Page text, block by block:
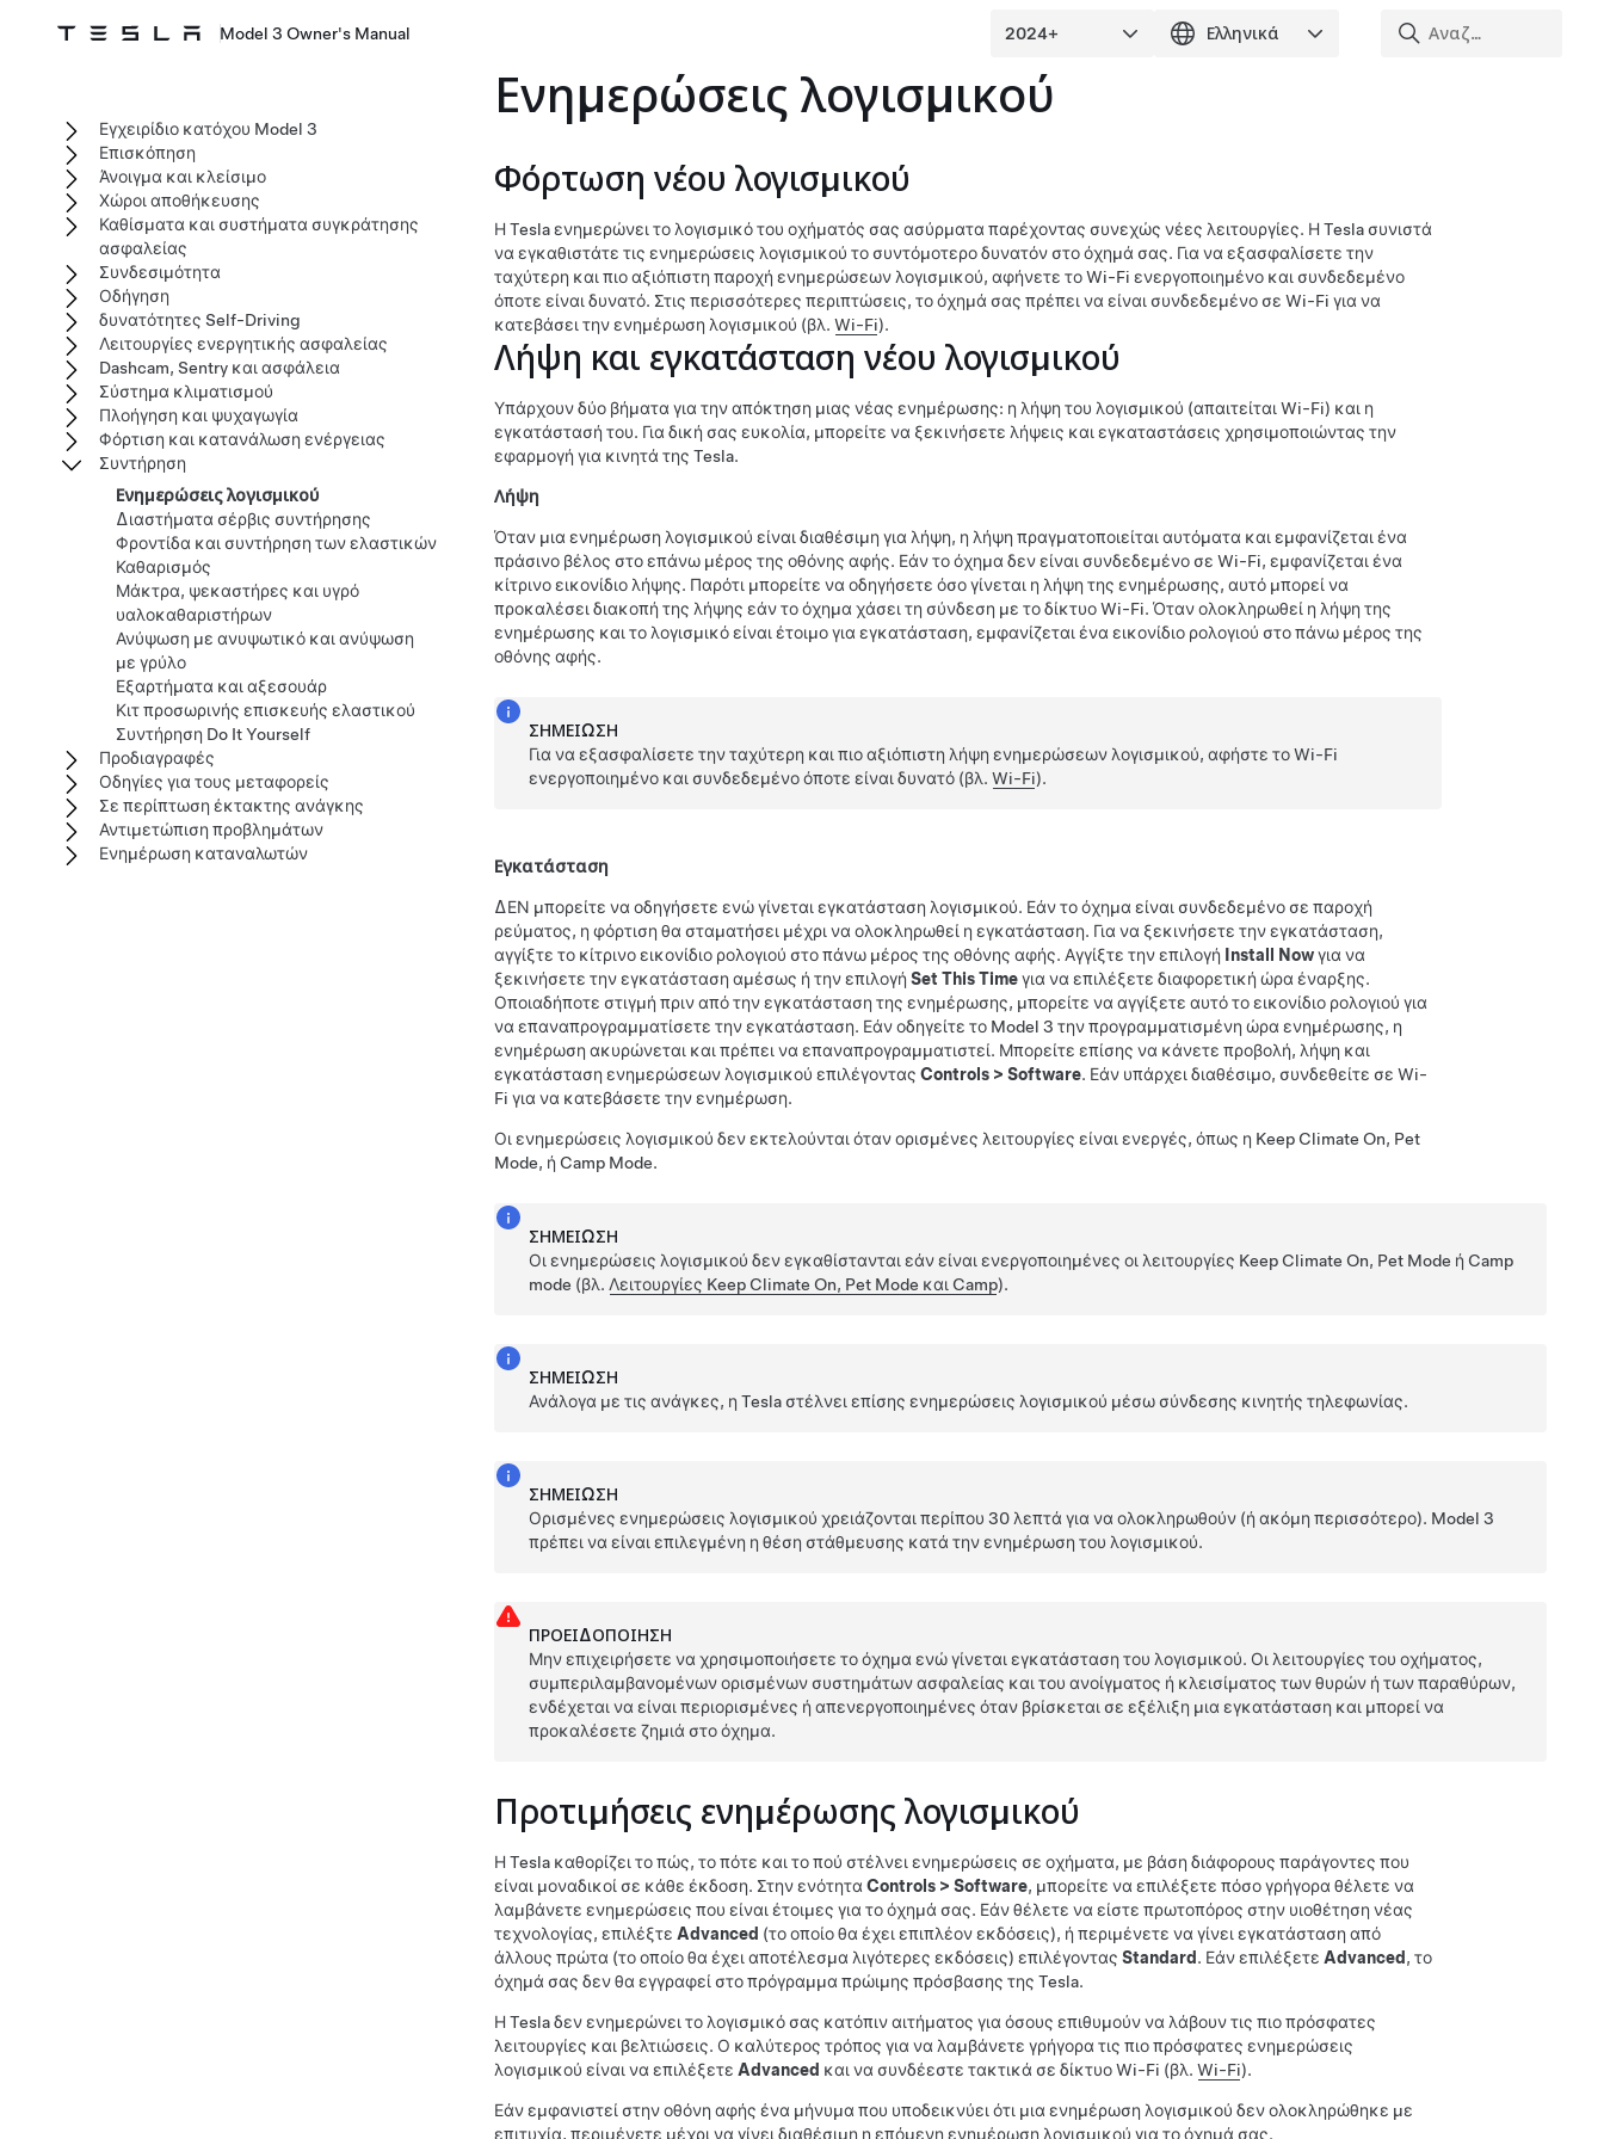
Model 3 Owner's Manual
Ενημερώσεις λογισμικού
Φόρτωση νέου λογισμικού
Η Tesla ενημερώνει το λογισμικό του οχήματός σας ασύρματα παρέχοντας συνεχώς νέες λειτουργίες. Η Tesla συνιστά
να εγκαθιστάτε τις ενημερώσεις λογισμικού το συντόμοτερο δυνατόν στο όχημά σας. Για να εξασφαλίσετε την
ταχύτερη και πιο αξιόπιστη παροχή ενημερώσεων λογισμικού, αφήνετε το Wi-Fi ενεργοποιημένο και συνδεδεμένο
όποτε είναι δυνατό. Στις περισσότερες περιπτώσεις, το όχημά σας πρέπει να είναι συνδεδεμένο σε Wi-Fi για να
κατεβάσει την ενημέρωση λογισμικού (βλ. Wi-Fi).
Λήψη και εγκατάσταση νέου λογισμικού
Υπάρχουν δύο βήματα για την απόκτηση μιας νέας ενημέρωσης: η λήψη του λογισμικού (απαιτείται Wi-Fi) και η
εγκατάστασή του. Για δική σας ευκολία, μπορείτε να ξεκινήσετε λήψεις και εγκαταστάσεις χρησιμοποιώντας την
εφαρμογή για κινητά της Tesla.
Λήψη
Όταν μια ενημέρωση λογισμικού είναι διαθέσιμη για λήψη, η λήψη πραγματοποιείται αυτόματα και εμφανίζεται ένα
πράσινο βέλος στο επάνω μέρος της οθόνης αφής. Εάν το όχημα δεν είναι συνδεδεμένο σε Wi-Fi, εμφανίζεται ένα
κίτρινο εικονίδιο λήψης. Παρότι μπορείτε να οδηγήσετε όσο γίνεται η λήψη της ενημέρωσης, αυτό μπορεί να
προκαλέσει διακοπή της λήψης εάν το όχημα χάσει τη σύνδεση με το δίκτυο Wi-Fi. Όταν ολοκληρωθεί η λήψη της
ενημέρωσης και το λογισμικό είναι έτοιμο για εγκατάσταση, εμφανίζεται ένα εικονίδιο ρολογιού στο πάνω μέρος της
οθόνης αφής.
ΣΗΜΕΊΩΣΗ
Για να εξασφαλίσετε την ταχύτερη και πιο αξιόπιστη λήψη ενημερώσεων λογισμικού, αφήστε το Wi-Fi
ενεργοποιημένο και συνδεδεμένο όποτε είναι δυνατό (βλ.Wi-Fi).
Εγκατάσταση
ΔΕΝ μπορείτε να οδηγήσετε ενώ γίνεται εγκατάσταση λογισμικού. Εάν το όχημα είναι συνδεδεμένο σε παροχή
ρεύματος, η φόρτιση θα σταματήσει μέχρι να ολοκληρωθεί η εγκατάσταση. Για να ξεκινήσετε την εγκατάσταση,
αγγίξτε το κίτρινο εικονίδιο ρολογιού στο πάνω μέρος της οθόνης αφής. Αγγίξτε την επιλογή
Install Nowγια να
ξεκινήσετε την εγκατάσταση αμέσως ή την επιλογή Set This Timeγια να επιλέξετε διαφορετική ώρα έναρξης.
Οποιαδήποτε στιγμή πριν από την εγκατάσταση της ενημέρωσης, μπορείτε να αγγίξετε αυτό το εικονίδιο ρολογιού για
να επαναπρογραμματίσετε την εγκατάσταση. Εάν οδηγείτε το Model 3 την προγραμματισμένη ώρα ενημέρωσης, η
ενημέρωση ακυρώνεται και πρέπει να επαναπρογραμματιστεί. Μπορείτε επίσης να κάνετε προβολή, λήψη και
εγκατάσταση ενημερώσεων λογισμικού επιλέγοντας Controls > Software. Εάν υπάρχει διαθέσιμο, συνδεθείτε σε Wi-
Fi για να κατεβάσετε την ενημέρωση.
Οι ενημερώσεις λογισμικού δεν εκτελούνται όταν ορισμένες λειτουργίες είναι ενεργές, όπως η Keep Climate On, Pet
Mode, ή Camp Mode.
ΣΗΜΕΊΩΣΗ
Οι ενημερώσεις λογισμικού δεν εγκαθίστανται εάν είναι ενεργοποιημένες οι λειτουργίες Keep Climate On, Pet Mode ή Camp
mode (βλ. Λειτουργίες Keep Climate On, Pet Mode και Camp).
ΣΗΜΕΊΩΣΗ
Ανάλογα με τις ανάγκες, η Tesla στέλνει επίσης ενημερώσεις λογισμικού μέσω σύνδεσης κινητής τηλεφωνίας.
ΣΗΜΕΊΩΣΗ
Ορισμένες ενημερώσεις λογισμικού χρειάζονται περίπου 30 λεπτά για να ολοκληρωθούν (ή ακόμη περισσότερο). Model 3
πρέπει να είναι επιλεγμένη η θέση στάθμευσης κατά την ενημέρωση του λογισμικού.
ΠΡΟΕΙΔΟΠΟΊΗΣΗ
Μην επιχειρήσετε να χρησιμοποιήσετε το όχημα ενώ γίνεται εγκατάσταση του λογισμικού. Οι λειτουργίες του οχήματος,
συμπεριλαμβανομένων ορισμένων συστημάτων ασφαλείας και του ανοίγματος ή κλεισίματος των θυρών ή των παραθύρων,
ενδέχεται να είναι περιορισμένες ή απενεργοποιημένες όταν βρίσκεται σε εξέλιξη μια εγκατάσταση και μπορεί να
προκαλέσετε ζημιά στο όχημα.
Προτιμήσεις ενημέρωσης λογισμικού
Η Tesla καθορίζει το πώς, το πότε και το πού στέλνει ενημερώσεις σε οχήματα, με βάση διάφορους παράγοντες που
είναι μοναδικοί σε κάθε έκδοση. Στην ενότητα Controls > Software, μπορείτε να επιλέξετε πόσο γρήγορα θέλετε να
λαμβάνετε ενημερώσεις που είναι έτοιμες για το όχημά σας. Εάν θέλετε να είστε πρωτοπόρος στην υιοθέτηση νέας
τεχνολογίας, επιλέξτε Advanced (το οποίο θα έχει επιπλέον εκδόσεις), ή περιμένετε να γίνει εγκατάσταση από
άλλους πρώτα (το οποίο θα έχει αποτέλεσμα λιγότερες εκδόσεις) επιλέγοντας Standard . Εάν επιλέξετε Advanced , το
όχημά σας δεν θα εγγραφεί στο πρόγραμμα πρώιμης πρόσβασης της Tesla.
Η Tesla δεν ενημερώνει το λογισμικό σας κατόπιν αιτήματος για όσους επιθυμούν να λάβουν τις πιο πρόσφατες
λειτουργίες και βελτιώσεις. Ο καλύτερος τρόπος για να λαμβάνετε γρήγορα τις πιο πρόσφατες ενημερώσεις
λογισμικού είναι να επιλέξετε Advanced και να συνδέεστε τακτικά σε δίκτυο Wi-Fi (βλ. Wi-Fi).
Εάν εμφανιστεί στην οθόνη αφής ένα μήνυμα που υποδεικνύει ότι μια ενημέρωση λογισμικού δεν ολοκληρώθηκε με
επιτυχία, περιμένετε μέχρι να γίνει διαθέσιμη η επόμενη ενημέρωση λογισμικού για το όχημά σας.
Εγχειρίδιο κατόχου Model 3
Επισκόπηση
Άνοιγμα και κλείσιμο
Χώροι αποθήκευσης
Καθίσματα και συστήματα συγκράτησης
ασφαλείας
Συνδεσιμότητα
Οδήγηση
δυνατότητες Self-Driving
Λειτουργίες ενεργητικής ασφαλείας
Dashcam, Sentry και ασφάλεια
Σύστημα κλιματισμού
Πλοήγηση και ψυχαγωγία
Φόρτιση και κατανάλωση ενέργειας
Συντήρηση
Ενημερώσεις λογισμικού
Διαστήματα σέρβις συντήρησης
Φροντίδα και συντήρηση των ελαστικών
Καθαρισμός
Μάκτρα, ψεκαστήρες και υγρό
υαλοκαθαριστήρων
Ανύψωση με ανυψωτικό και ανύψωση
με γρύλο
Εξαρτήματα και αξεσουάρ
Κιτ προσωρινής επισκευής ελαστικού
Συντήρηση Do It Yourself
Προδιαγραφές
Οδηγίες για τους μεταφορείς
Σε περίπτωση έκτακτης ανάγκης
Αντιμετώπιση προβλημάτων
Ενημέρωση καταναλωτών